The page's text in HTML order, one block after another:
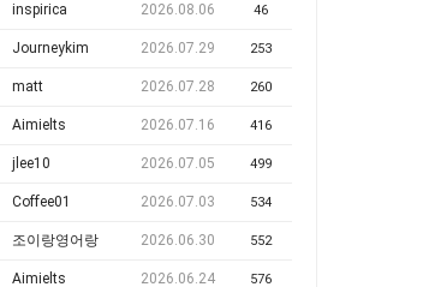
inspirica 2026.08.06 46
Journeykim 2026.07.29 253
matt 2026.07.28 260
Aimielts 2026.07.16 416
jlee10 2026.07.05 499
Coffee01 2026.07.03 534
조이랑영어랑 2026.06.30 552
Aimielts 2026.06.24 576